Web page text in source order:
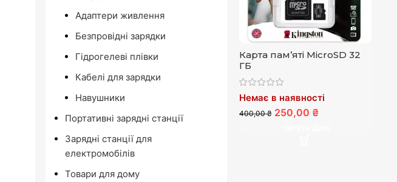
Адаптери живлення
Безпровідні зарядки
Гідрогелеві плівки
Кабелі для зарядки
Навушники
Портативні зарядні станції
Зарядні станції для
електромобілів
Товари для дому
Карта пам’яті MicroSD 32
ГБ
Немає в наявності
400,00 ₴ 250,00 ₴